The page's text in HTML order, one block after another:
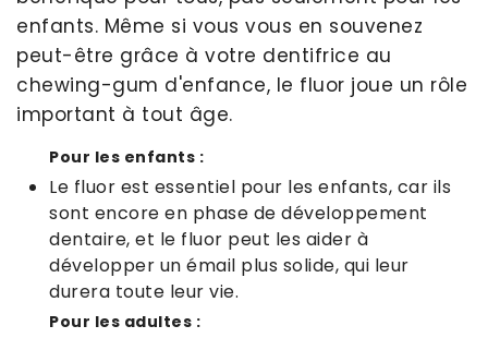
enfants. Même si vous vous en souvenez
peut-être grâce à votre dentifrice au
chewing-gum d'enfance, le fluor joue un rôle
important à tout âge.
Pour les enfants :
Le fluor est essentiel pour les enfants, car ils
sont encore en phase de développement
dentaire, et le fluor peut les aider à
développer un émail plus solide, qui leur
durera toute leur vie.
Pour les adultes :